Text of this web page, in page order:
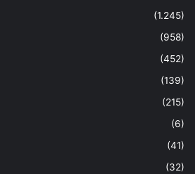
(1.245)
(958)
(452)
(139)
(215)
(6)
(41)
(32)